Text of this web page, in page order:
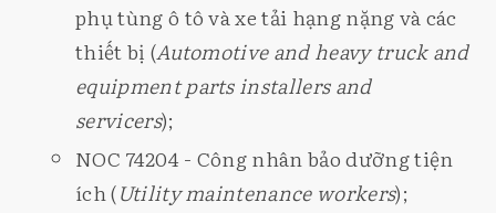
phụ tùng ô tô và xe tải hạng nặng và các
thiết bị (Automotive and heavy truck and
equipment parts installers and
servicers);
NOC 74204 - Công nhân bảo dưỡng tiện
ích (Utility maintenance workers);